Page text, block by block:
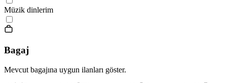
Müzik dinlerim
Bagaj
Mevcut bagajına uygun ilanları göster.